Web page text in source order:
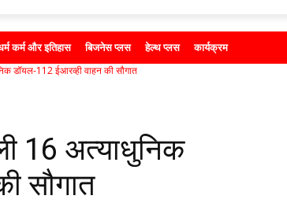
कर्म और इतिहास बिजनेस प्लस हेल्थ प्लस कार्यक्रम
डॉयल-112 ईआरव्ही वाहन की सौगात
16 अत्याधुनिक
सौगात